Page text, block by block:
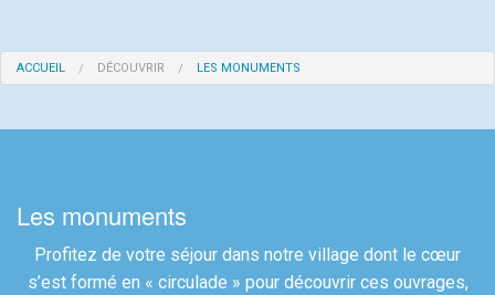
ACCUEIL DÉCOUVRIR LES MONUMENTS
Les monuments
Profitez de votre séjour dans notre village dont le cœur
s’est formé en « circulade » pour découvrir ces ouvrages,